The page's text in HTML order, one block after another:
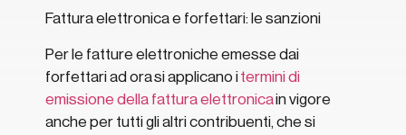
Fattura elettronica e forfettari: le sanzioni
Per le fatture elettroniche emesse dai
forfettari ad ora si applicano itermini di
emissione della fattura elettronicain vigore
anche per tutti gli altri contribuenti, che si